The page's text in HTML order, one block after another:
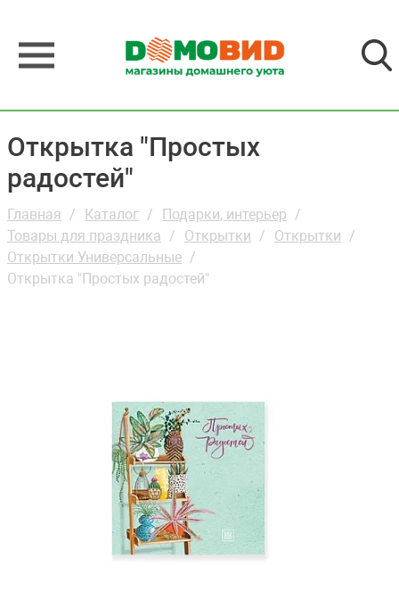
Открытка "Простых
радостей"
Главная Каталог
Подарки, интерьер
Товары для праздника
Открытки
Открытки
Открытки Универсальные
Открытка "Простых радостей"